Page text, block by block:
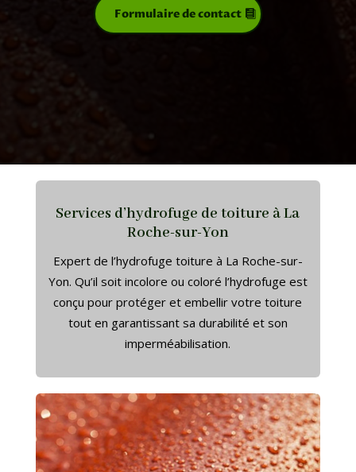
Formulaire de contact
Services d’hydrofuge de toiture à La
Roche-sur-Yon
Expert de l’hydrofuge toiture à La Roche-sur-
Yon. Qu’il soit incolore ou coloré l’hydrofuge est
conçu pour protéger et embellir votre toiture
tout en garantissant sa durabilité et son
imperméabilisation.